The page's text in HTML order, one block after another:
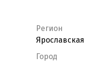
Регион
Ярославская
Город